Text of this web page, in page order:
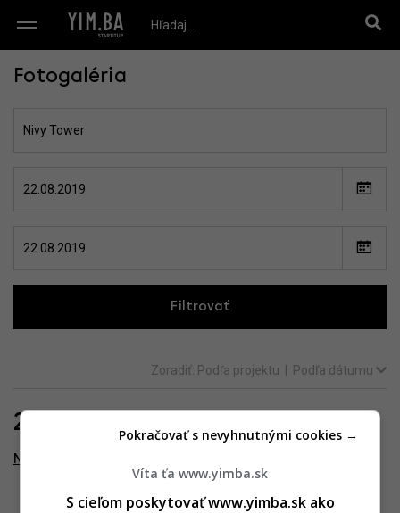
Fotogaléria
Filtrovať
Zoradiť: Podľa projektu Podľa dátumu
22.08.2019
Nivy Tower
Víta ťa www.yimba.sk
S cieľom poskytovať www.yimba.sk ako
Pokračovať s nevyhnutnými cookies →